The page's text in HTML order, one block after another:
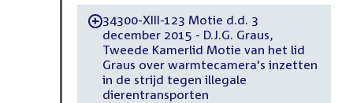
-34300-XIII-123 Motie d.d. 3
december 2015 - D.J.G. Graus,
Tweede Kamerlid Motie van het lid
Graus over warmtecamera's inzetten
in de strijd tegen illegale
dierentransporten